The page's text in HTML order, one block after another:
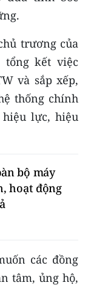
trương của
tổng kết việc
và sắp xếp,
thống chính
lực, hiệu
bộ máy
hoạt động
các đồng
tâm, ủng hộ,